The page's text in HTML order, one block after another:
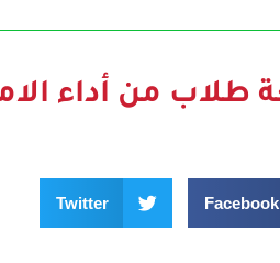
طلاب من أداء
Facebook
Twitter